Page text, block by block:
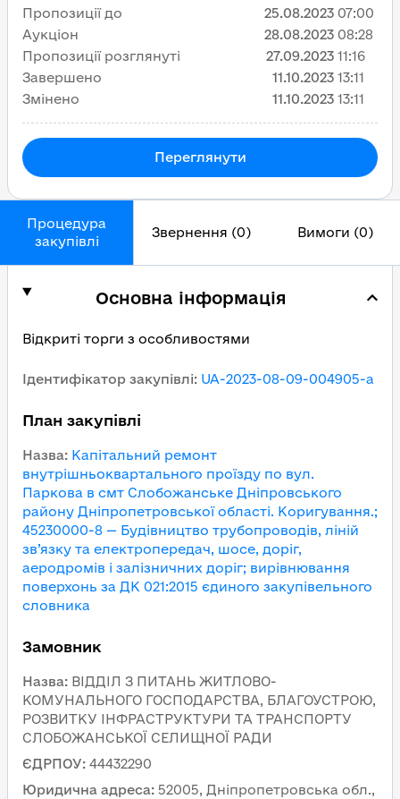
Процедура
закупівлі
Звернення (0) Вимоги (0)
Основна інформація
Відкриті торги з особливостями
Ідентифікатор закупівлі: UA-2023-08-09-004905-a
План закупівлі
Назва: Капітальний ремонт
внутрішньоквартального проїзду по вул.
Паркова в смт Слобожанське Дніпровського
району Дніпропетровської області. Коригування.;
45230000-8 — Будівництво трубопроводів, ліній
зв’язку та електропередач, шосе, доріг,
аеродромів і залізничних доріг; вирівнювання
поверхонь за ДК 021:2015 єдиного закупівельного
словника
Замовник
Назва: ВІДДІЛ З ПИТАНЬ ЖИТЛОВО-
КОМУНАЛЬНОГО ГОСПОДАРСТВА, БЛАГОУСТРОЮ,
РОЗВИТКУ ІНФРАСТРУКТУРИ ТА ТРАНСПОРТУ
СЛОБОЖАНСЬКОЇ СЕЛИЩНОЇ РАДИ
ЄДРПОУ: 44432290
Юридична адреса: 52005, Дніпропетровська обл.,
Пропозиції до
25.08.2023 07:00
Аукціон
28.08.2023 08:28
Пропозиції розглянуті
27.09.2023 11:16
Завершено
11.10.2023 13:11
Змінено
11.10.2023 13:11
Переглянути